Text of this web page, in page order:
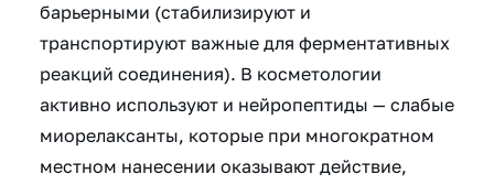
барьерными (стабилизируют и
транспортируют важные для ферментативных
реакций соединения). В косметологии
активно используют и нейропептиды — слабые
миорелаксанты, которые при многократном
местном нанесении оказывают действие,